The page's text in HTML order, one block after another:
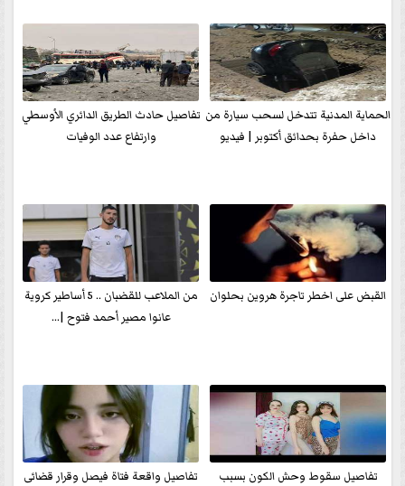
الحماية المدنية تتدخل لسحب سيارة من
داخل حفرة بحدائق أكتوبر | فيديو
تفاصيل حادث الطريق الدائري الأوسطي
وارتفاع عدد الوفيات
القبض على اخطر تاجرة هروين بحلوان
من الملاعب للقضبان .. 5 أساطير كروية
عانوا مصير أحمد فتوح |...
تفاصيل سقوط وحش الكون بسبب
تفاصيل واقعة فتاة فيصل وقرار قضائى